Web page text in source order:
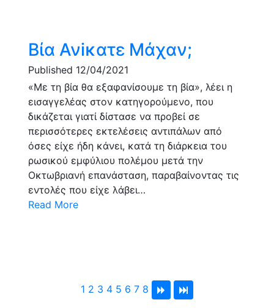
Βία Ανiκατε Μάχαν;
Published 12/04/2021
«Με τη βία θα εξαφανίσουμε τη βία», λέει η
εισαγγελέας στον κατηγορούμενο, που
δικάζεται γιατί δίστασε να προβεί σε
περισσότερες εκτελέσεις αντιπάλων από
όσες είχε ήδη κάνει, κατά τη διάρκεια του
ρωσικού εμφύλιου πολέμου μετά την
Οκτωβριανή επανάσταση, παραβαίνοντας τις
εντολές που είχε λάβει…
Read More
1 2 3 4 5 6 7 8